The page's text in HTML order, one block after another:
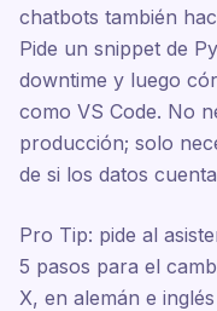
chatbots también
Pide un snippet de
downtime y luego
como VS Code. No
producción; solo
de si los datos
Pro Tip: pide al
5 pasos para el
X, en alemán e